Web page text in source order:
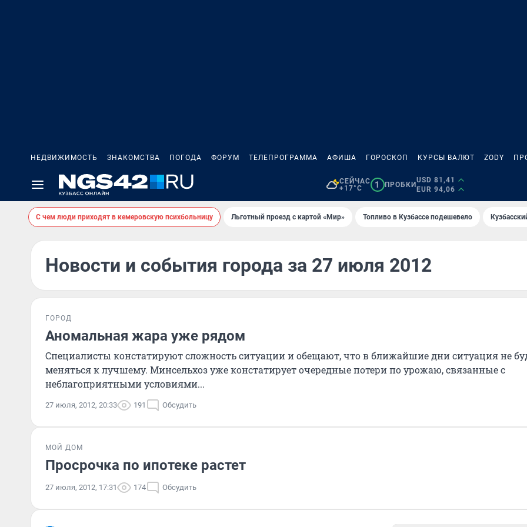
НЕДВИЖИМОСТЬ ЗНАКОМСТВА ПОГОДА ФОРУМ ТЕЛЕПРОГРАММА АФИША ГОРОСКОП КУРСЫ ВАЛЮТ ZODY
СЕЙЧАС
+17°C
1 ПРОБКИ
USD 81,41
EUR 94,06
С чем люди приходят в кемеровскую психбольницу Льготный проезд с картой «Мир» Топливо в Кузбассе подешевело
Новости и события города за 27 июля 2012
ГОРОД
Аномальная жара уже рядом
Специалисты констатируют сложность ситуации и обещают, что в ближайшие дни ситуация не
меняться к лучшему. Минсельхоз уже констатирует очередные потери по урожаю, связанные с
неблагоприятными условиями...
27 июля, 2012, 20:33 191 Обсудить
МОЙ ДОМ
Просрочка по ипотеке растет
27 июля, 2012, 17:31 174 Обсудить